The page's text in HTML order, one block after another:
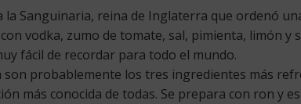
la Sanguinaria, reina de Inglaterra que ordenó
vodka, zumo de tomate, sal, pimienta, limón y
fácil de recordar para todo el mundo.
son probablemente los tres ingredientes más
más conocida de todas. Se prepara con ron y